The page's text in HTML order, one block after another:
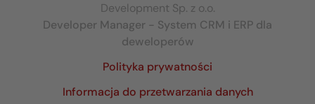
Development Sp. z o.o.
Developer Manager - System CRM i ERP dla
deweloperów
Polityka prywatności
Informacja do przetwarzania danych